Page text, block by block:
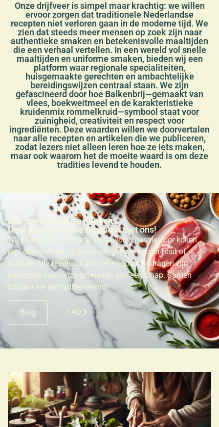
Onze drijfveer is simpel maar krachtig: we willen
ervoor zorgen dat traditionele Nederlandse
recepten niet verloren gaan in de moderne tijd. We
zien dat steeds meer mensen op zoek zijn naar
authentieke smaken en betekenisvolle maaltijden
die een verhaal vertellen. In een wereld vol snelle
maaltijden en uniforme smaken, bieden wij een
platform waar regionale specialiteiten,
huisgemaakte gerechten en ambachtelijke
bereidingswijzen centraal staan. We zijn
gefascineerd door hoe Balkenbrij—gemaakt van
vlees, boekweitmeel en de karakteristieke
kruidenmix rommelkruid—symbool staat voor
zuinigheid, creativiteit en respect voor
ingrediënten. Deze waarden willen we doorvertalen
naar alle recepten en artikelen die we publiceren,
zodat lezers niet alleen leren hoe ze iets maken,
maar ook waarom het de moeite waard is om deze
tradities levend te houden.
Doe mee met onze keuken!
Deel jouw favoriete recepten met ons!
We nodigen je van harte uit om jouw passie voor koken
met ons te delen. Of je nu een geheim recept hebt of
waardevolle feedback wilt geven, jouw bijdragen zijn
belangrijk voor onze groeiende gemeenschap. Samen
houden we de traditie levend!
Blog FAQ